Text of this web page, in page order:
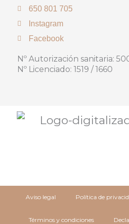
650 801 705
Instagram
Facebook
Nº Autorización sanitaria:
Nº Licenciado: 1519 / 1660
Aviso legal Política de
Términos y condiciones